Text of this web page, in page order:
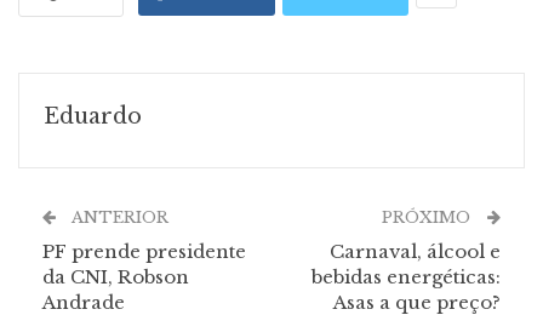
Eduardo
ANTERIOR
PF prende presidente
da CNI, Robson
Andrade
PRÓXIMO
Carnaval, álcool e
bebidas energéticas:
Asas a que preço?